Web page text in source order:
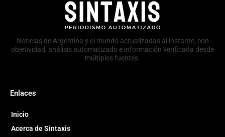
Noticias de Argentina y el mundo actualizadas al instante, con
objetividad, análisis automatizado e información verificada desde
múltiples fuentes.
Enlaces
Inicio
Acerca de Sintaxis